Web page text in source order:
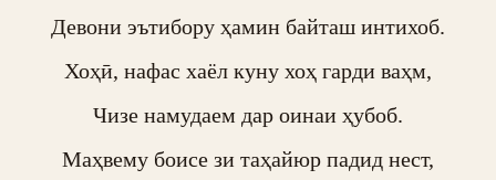
Девони эътибору ҳамин байташ интихоб.
Хоҳӣ, нафас хаёл куну хоҳ гарди ваҳм,
Чизе намудаем дар оинаи ҳубоб.
Маҳвему боисе зи таҳайюр падид нест,